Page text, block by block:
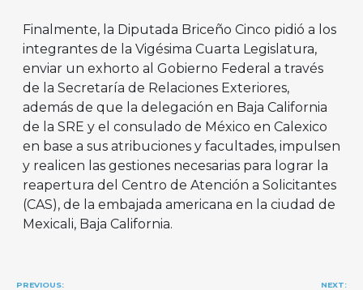
Finalmente, la Diputada Briceño Cinco pidió a los
integrantes de la Vigésima Cuarta Legislatura,
enviar un exhorto al Gobierno Federal a través
de la Secretaría de Relaciones Exteriores,
además de que la delegación en Baja California
de la SRE y el consulado de México en Calexico
en base a sus atribuciones y facultades, impulsen
y realicen las gestiones necesarias para lograr la
reapertura del Centro de Atención a Solicitantes
(CAS), de la embajada americana en la ciudad de
Mexicali, Baja California.
Navegación
PREVIOUS: NEXT: